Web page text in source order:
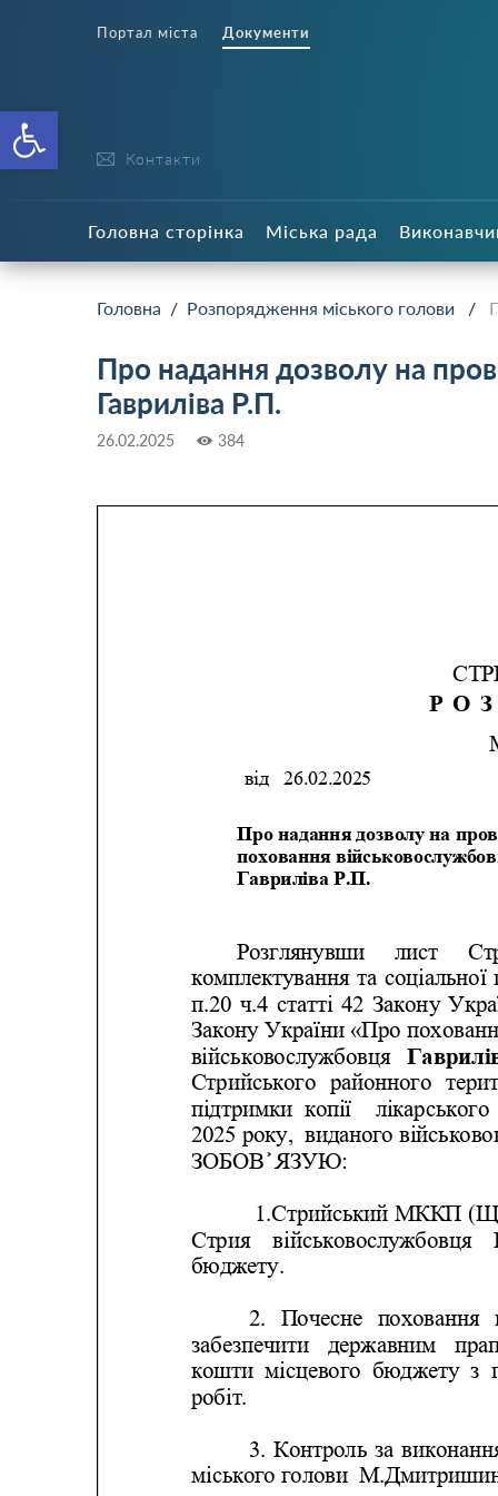
Відкрити Панель
Портал міста Документи
Контакти
Головна сторінка Міська рада
Головна / Розпорядження міського голови /
Про надання дозволу на
Гавриліва Р.П.
26.02.2025 384